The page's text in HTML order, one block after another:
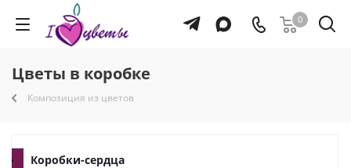
0
Цветы в коробке
Композиция из цветов
Коробки-сердца